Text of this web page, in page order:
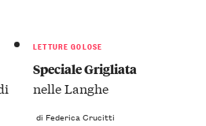
LETTURE GOLOSE
Speciale Grigliata
nelle Langhe
di Federica Crucitti